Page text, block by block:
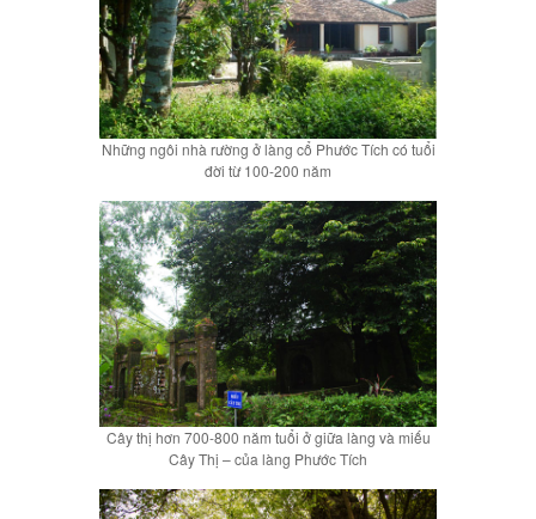
Những ngôi nhà rường ở làng cổ Phước Tích có tuổi
đời từ 100-200 năm
Cây thị hơn 700-800 năm tuổi ở giữa làng và miếu
Cây Thị – của làng Phước Tích